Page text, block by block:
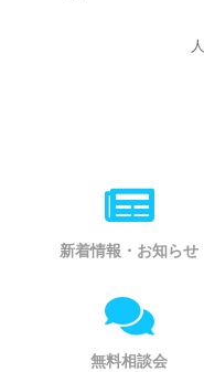
新着情報・お知らせ
無料相談会